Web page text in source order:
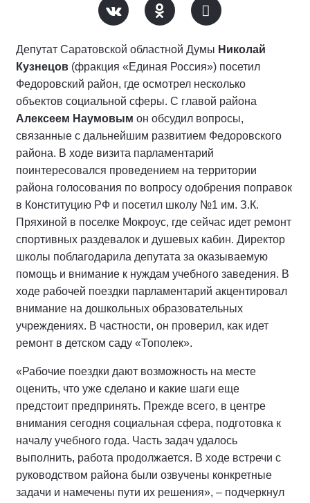
Депутат Саратовской областной Думы Николай
Кузнецов (фракция «Единая Россия») посетил
Федоровский район, где осмотрел несколько
объектов социальной сферы. С главой района
Алексеем Наумовым он обсудил вопросы,
связанные с дальнейшим развитием Федоровского
района. В ходе визита парламентарий
поинтересовался проведением на территории
района голосования по вопросу одобрения поправок
в Конституцию РФ и посетил школу №1 им. З.К.
Пряхиной в поселке Мокроус, где сейчас идет ремонт
спортивных раздевалок и душевых кабин. Директор
школы поблагодарила депутата за оказываемую
помощь и внимание к нуждам учебного заведения. В
ходе рабочей поездки парламентарий акцентировал
внимание на дошкольных образовательных
учреждениях. В частности, он проверил, как идет
ремонт в детском саду «Тополек».
«Рабочие поездки дают возможность на месте
оценить, что уже сделано и какие шаги еще
предстоит предпринять. Прежде всего, в центре
внимания сегодня социальная сфера, подготовка к
началу учебного года. Часть задач удалось
выполнить, работа продолжается. В ходе встречи с
руководством района были озвучены конкретные
задачи и намечены пути их решения», – подчеркнул